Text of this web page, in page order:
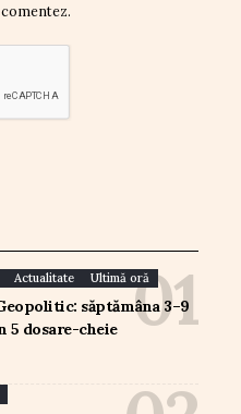
Actualitate Ultimă oră
săptămâna 3–9
5 dosare-cheie